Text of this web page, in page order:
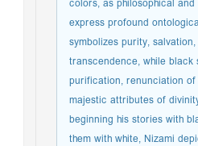
colors, as philosophical
express profound
symbolizes purity,
transcendence, while
purification, renunciation
majestic attributes of
beginning his stories with
them with white, Nizami